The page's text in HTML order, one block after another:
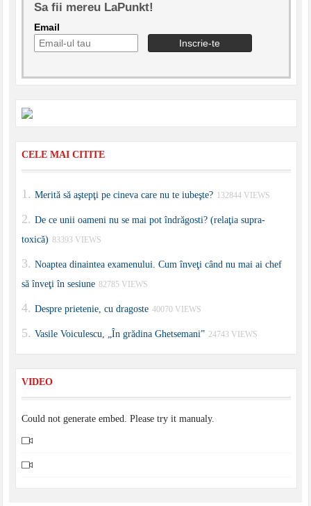
Sa fii mereu LaPunkt!
Email
CELE MAI CITITE
Merită să aştepţi pe cineva care nu te iubeşte? 132844 VIEWS
De ce unii oameni nu se mai pot îndrăgosti? (relaţia supra-
toxică) 83393 VIEWS
Noaptea dinaintea examenului. Cum înveţi când nu mai ai chef
să înveţi în sesiune 82785 VIEWS
Despre prietenie, cu dragoste 40070 VIEWS
Vasile Voiculescu, „În grădina Ghetsemani” 24743 VIEWS
VIDEO
Could not generate embed. Please try it manualy.